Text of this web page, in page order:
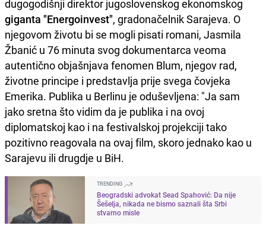
dugogodišnji direktor jugoslovenskog ekonomskog
giganta "Energoinvest", gradonačelnik Sarajeva. O
njegovom životu bi se mogli pisati romani, Jasmila
Žbanić u 76 minuta svog dokumentarca veoma
autentično objašnjava fenomen Blum, njegov rad,
životne principe i predstavlja prije svega čovjeka
Emerika. Publika u Berlinu je oduševljena: "Ja sam
jako sretna što vidim da je publika i na ovoj
diplomatskoj kao i na festivalskoj projekciji tako
pozitivno reagovala na ovaj film, skoro jednako kao u
Sarajevu ili drugdje u BiH.
TRENDING
Beogradski advokat Sead Spahović: Da nije
Šešelja, nikada ne bismo saznali šta Srbi
stvarno misle